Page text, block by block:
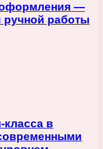
оформления —
ручной работы
в